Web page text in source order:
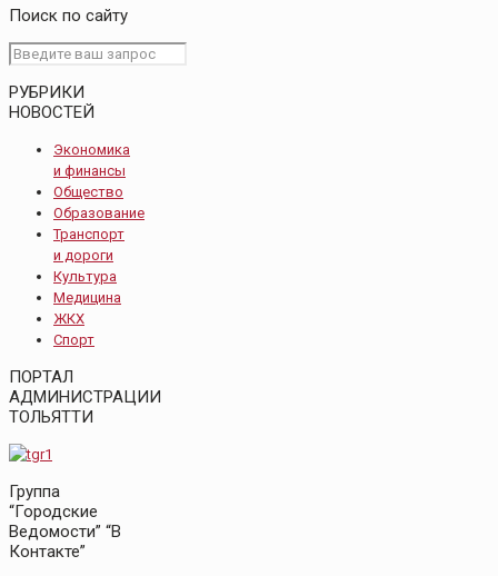
Поиск по сайту
РУБРИКИ
НОВОСТЕЙ
Экономика
и финансы
Общество
Образование
Транспорт
и дороги
Культура
Медицина
ЖКХ
Спорт
ПОРТАЛ
АДМИНИСТРАЦИИ
ТОЛЬЯТТИ
Группа
“Городские
Ведомости” “В
Контакте”